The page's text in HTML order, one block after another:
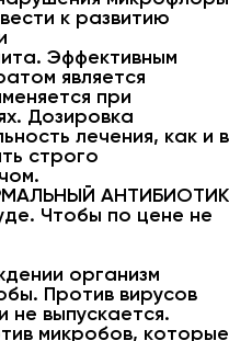
к развитию
Эффективным
является
при
Дозировка
лечения, как и в
строго
АНТИБИОТИК
Чтобы по цене не
организм
Против вирусов
не выпускается.
микробов, которые